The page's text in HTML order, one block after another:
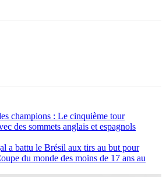
champions : Le cinquième tour
des sommets anglais et espagnols
a battu le Brésil aux tirs au but pour
du monde des moins de 17 ans au